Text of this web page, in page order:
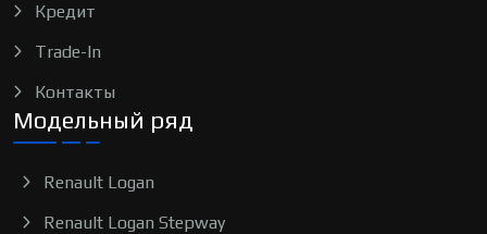
Кредит
Trade-In
Контакты
Модельный ряд
Renault Logan
Renault Logan Stepway